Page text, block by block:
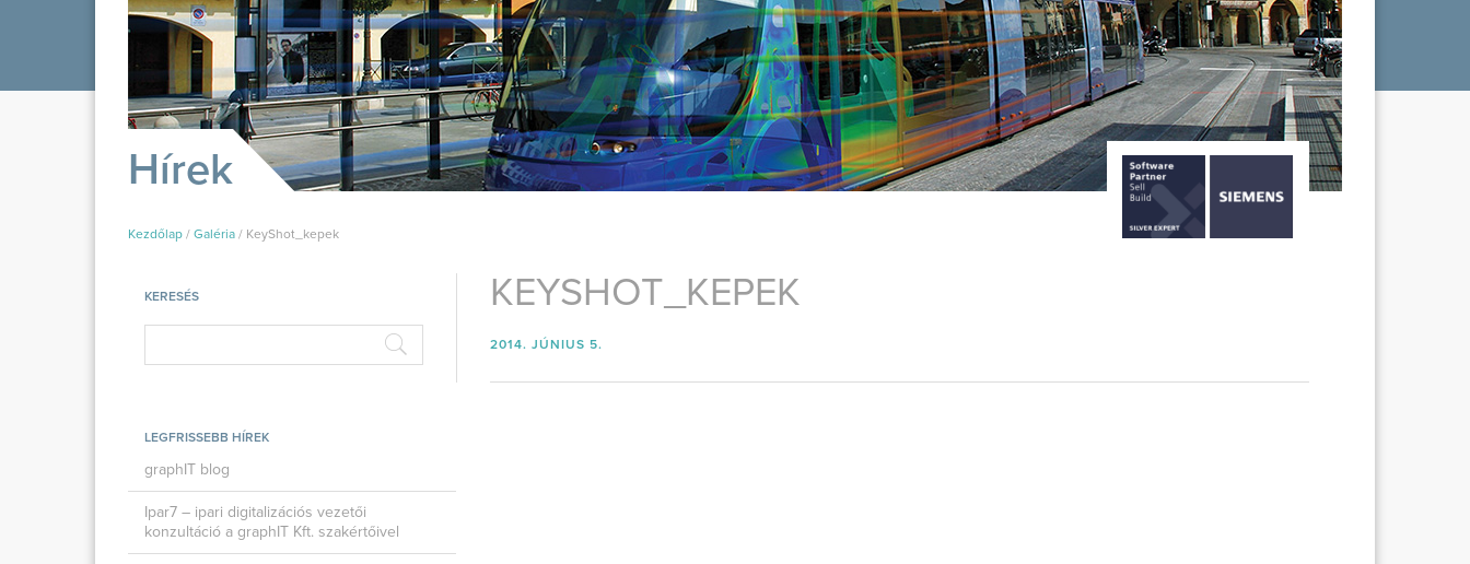
Hírek
Kezdőlap / Galéria / KeyShot_kepek
KERESÉS
LEGFRISSEBB HÍREK
graphIT blog
Ipar7 – ipari digitalizációs vezetői
konzultáció a graphIT Kft. szakértőivel
KEYSHOT_KEPEK
2014. JÚNIUS 5.